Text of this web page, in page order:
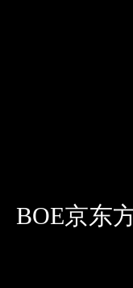
BOE京东